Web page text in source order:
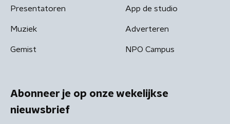
Presentatoren
Muziek
Gemist
App de studio
Adverteren
NPO Campus
Abonneer je op onze wekelijkse
nieuwsbrief